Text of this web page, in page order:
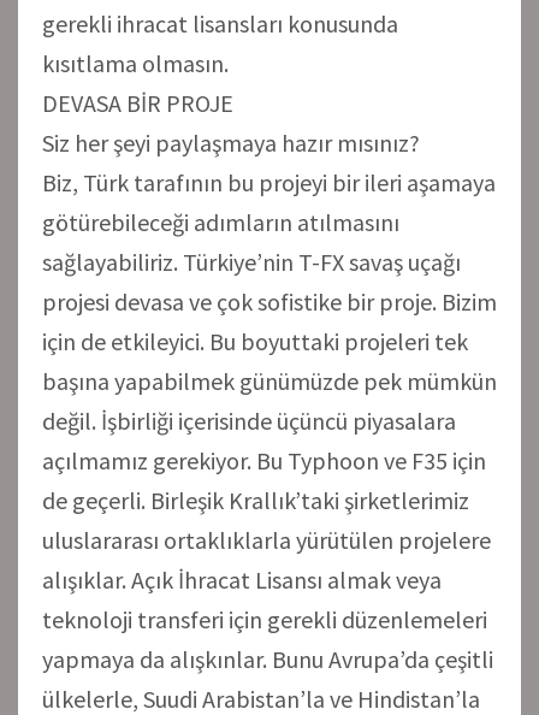
gerekli ihracat lisansları konusunda
kısıtlama olmasın.
DEVASA BİR PROJE
Siz her şeyi paylaşmaya hazır mısınız?
Biz, Türk tarafının bu projeyi bir ileri aşamaya
götürebileceği adımların atılmasını
sağlayabiliriz. Türkiye’nin T-FX savaş uçağı
projesi devasa ve çok sofistike bir proje. Bizim
için de etkileyici. Bu boyuttaki projeleri tek
başına yapabilmek günümüzde pek mümkün
değil. İşbirliği içerisinde üçüncü piyasalara
açılmamız gerekiyor. Bu Typhoon ve F35 için
de geçerli. Birleşik Krallık’taki şirketlerimiz
uluslararası ortaklıklarla yürütülen projelere
alışıklar. Açık İhracat Lisansı almak veya
teknoloji transferi için gerekli düzenlemeleri
yapmaya da alışkınlar. Bunu Avrupa’da çeşitli
ülkelerle, Suudi Arabistan’la ve Hindistan’la